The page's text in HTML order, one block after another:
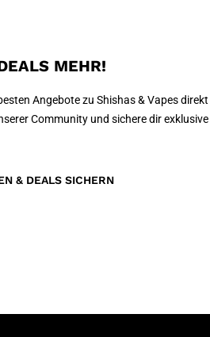
MEHR!
Angebote zu Shishas & Vapes direkt
Community und sichere dir exklusive
& DEALS SICHERN